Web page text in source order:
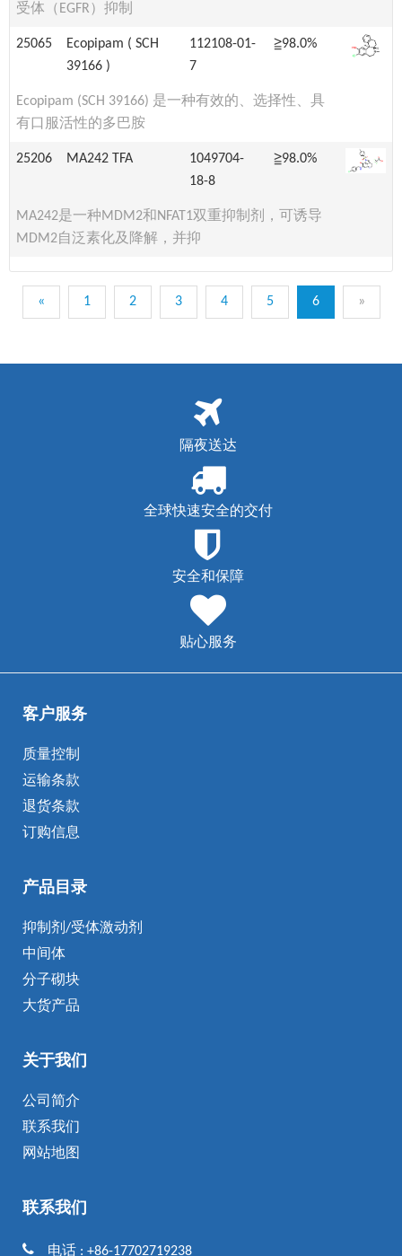
受体（EGFR）抑制
25065
Ecopipam ( SCH
39166 )
112108-01-
7
≧98.0%
Ecopipam (SCH 39166) 是一种有效的、选择性、具
有口服活性的多巴胺
25206 MA242 TFA
1049704-
18-8
≧98.0%
MA242是一种MDM2和NFAT1双重抑制剂，可诱导
MDM2自泛素化及降解，并抑
« 1 2 3 4 5 6 »
隔夜送达
全球快速安全的交付
安全和保障
贴心服务
客户服务
质量控制
运输条款
退货条款
订购信息
产品目录
抑制剂/受体激动剂
中间体
分子砌块
大货产品
关于我们
公司简介
联系我们
网站地图
联系我们
电话 : +86-17702719238